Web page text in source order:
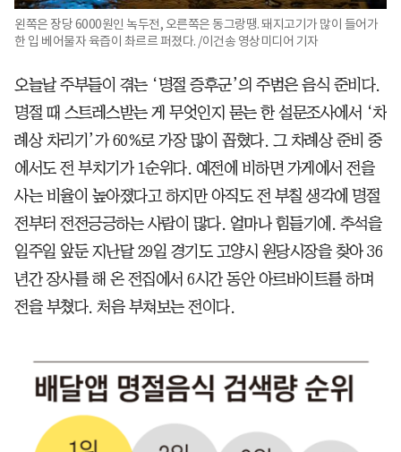
왼쪽은 장당 6000원인 녹두전, 오른쪽은 동그랑땡. 돼지고기가 많이 들어가
한 입 베어물자 육즙이 촤르르 퍼졌다. /이건송 영상미디어 기자
오늘날 주부들이 겪는 ‘명절 증후군’의 주범은 음식 준비다.
명절 때 스트레스받는 게 무엇인지 묻는 한 설문조사에서 ‘차
례상 차리기’가 60%로 가장 많이 꼽혔다. 그 차례상 준비 중
에서도 전 부치기가 1순위다. 예전에 비하면 가게에서 전을
사는 비율이 높아졌다고 하지만 아직도 전 부칠 생각에 명절
전부터 전전긍긍하는 사람이 많다. 얼마나 힘들기에. 추석을
일주일 앞둔 지난달 29일 경기도 고양시 원당시장을 찾아 36
년간 장사를 해 온 전집에서 6시간 동안 아르바이트를 하며
전을 부쳤다. 처음 부쳐보는 전이다.